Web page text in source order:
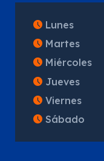
Lunes
Martes
Miércoles
Jueves
Viernes
Sábado